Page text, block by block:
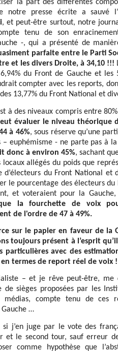
la part des différentes
notre presse écrite a sauvé
, et peut-être surtout, notre
tenu de son
-, qui a présenté de
parfaite entre le Parti
et les divers Droite, à 34,10 !!!
du Front de Gauche et les
compter avec les reports,
13,77% du Front National et
à des niveaux compris entre
évaluer le niveau théorique
à 46%, sous réserve qu’une
– euphémisme - ne parte pas à
donc à environ 45%, sachant
allégés du poids que
du Front National et
le pourcentage des électeurs
et voteraient pour la
la fourchette de voix
de l'ordre de 47 à 49%.
sur le papier en faveur de la
toujours présent à l’esprit
particulières avec des
termes de report réel de voix !
– et je rêve peut-être, me
de sièges proposées par les
médias, compte tenu de ces
…
si j’en juge par le vote des
et le second tour, sauf erreur
comme hypothèse que